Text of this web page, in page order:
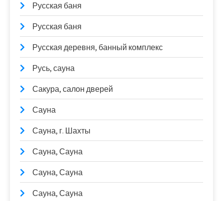
Русская баня
Русская баня
Русская деревня, банный комплекс
Русь, сауна
Сакура, салон дверей
Сауна
Сауна, г. Шахты
Сауна, Сауна
Сауна, Сауна
Сауна, Сауна